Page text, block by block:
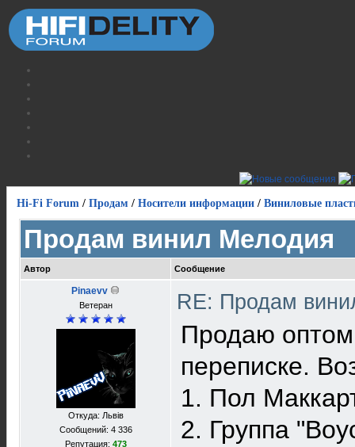
Hi-Fi Forum / Продам / Носители информации / Виниловые
Продам винил Мелодия
Автор Сообщение
Pinaevv
Ветеран
Откуда: Львів
Сообщений: 4 336
Репутация: 473
RE: Продам
Продаю оптом
переписке.
1. Пол
2. Группа